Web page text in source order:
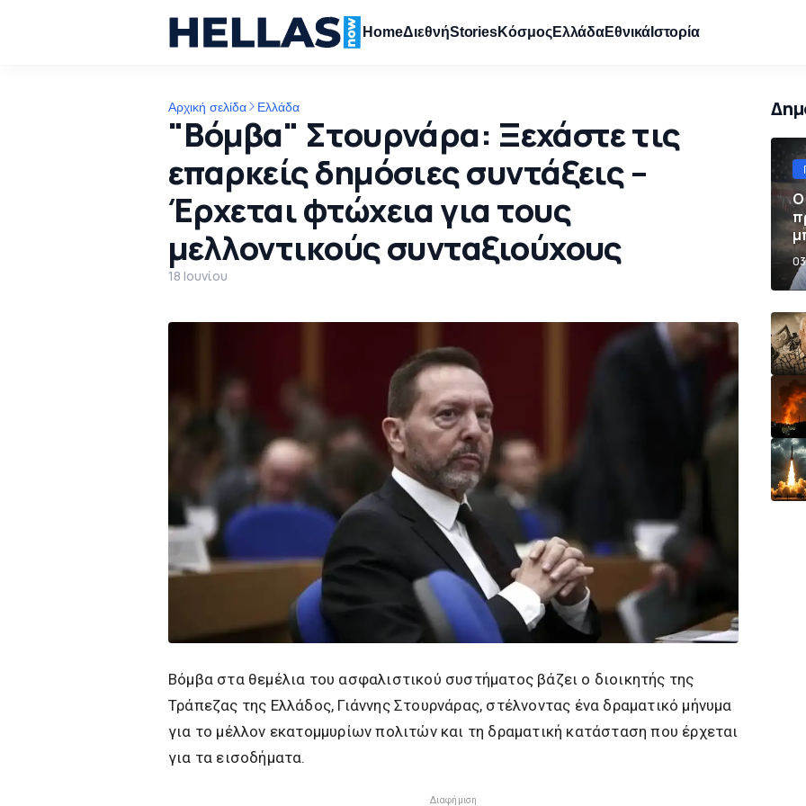
HomeΔιεθνήStoriesΚόσμοςΕλλάδαΕθνικάΙστορία
Αρχική σελίδα Ελλάδα
"Βόμβα" Στουρνάρα: Ξεχάστε τις
επαρκείς δημόσιες συντάξεις –
Έρχεται φτώχεια για τους
μελλοντικούς συνταξιούχους
18 Ιουνίου
Βόμβα στα θεμέλια του ασφαλιστικού συστήματος βάζει ο διοικητής της
Τράπεζας της Ελλάδος, Γιάννης Στουρνάρας, στέλνοντας ένα δραματικό μήνυμα
για το μέλλον εκατομμυρίων πολιτών και τη δραματική κατάσταση που έρχεται
για τα εισοδήματα.
Διαφήμιση
Ο